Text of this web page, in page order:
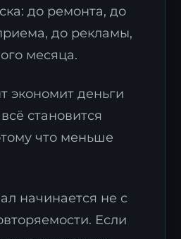
до ремонта, до
до рекламы,
месяца.
экономит деньги
становится
что меньше
начинается не с
Если